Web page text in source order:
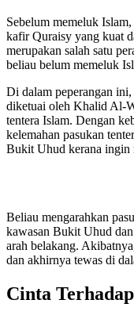
Sebelum memeluk
kafir Quraisy yang kuat
merupakan salah satu
beliau belum memeluk
Di dalam peperangan
diketuai oleh Khalid Al-
tentera Islam. Dengan
kelemahan pasukan
Bukit Uhud kerana ingin
Beliau mengarahkan
kawasan Bukit Uhud
arah belakang.
dan akhirnya tewas di
Cinta